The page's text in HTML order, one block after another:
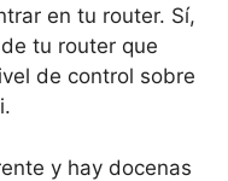
en tu router. Sí,
tu router que
de control sobre
y hay docenas